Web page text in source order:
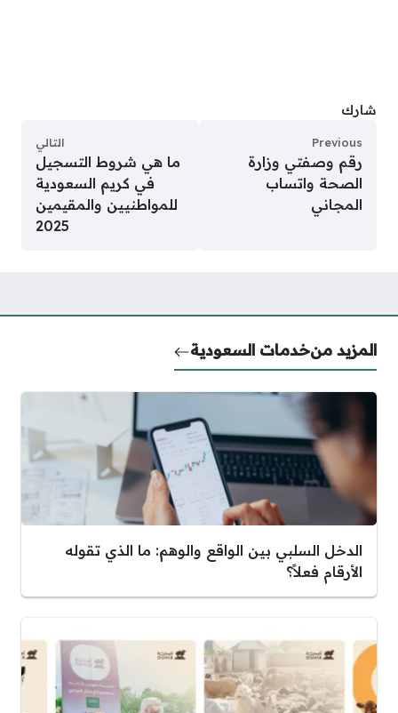
شارك
Previous
رقم وصفتي وزارة
الصحة واتساب
المجاني
التالي
ما هي شروط التسجيل
في كريم السعودية
للمواطنيين والمقيمين
2025
المزيد منخدمات السعودية
الدخل السلبي بين الواقع والوهم: ما الذي تقوله
الأرقام فعلاً؟